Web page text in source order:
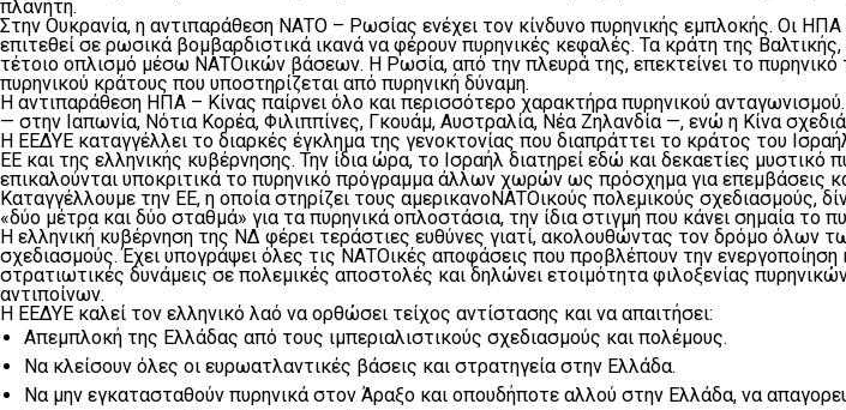
πλανήτη.
Στην Ουκρανία, η αντιπαράθεση ΝΑΤΟ – Ρωσίας ενέχει τον κίνδυνο πυρηνικής εμπλοκής. Οι
επιτεθεί σε ρωσικά βομβαρδιστικά ικανά να φέρουν πυρηνικές κεφαλές. Τα κράτη της
τέτοιο οπλισμό μέσω ΝΑΤΟικών βάσεων. Η Ρωσία, από την πλευρά της, επεκτείνει το πυρηνικό
πυρηνικού κράτους που υποστηρίζεται από πυρηνική δύναμη.
Η αντιπαράθεση ΗΠΑ – Κίνας παίρνει όλο και περισσότερο χαρακτήρα πυρηνικού
— στην Ιαπωνία, Νότια Κορέα, Φιλιππίνες, Γκουάμ, Αυστραλία, Νέα Ζηλανδία —, ενώ η Κίνα
Η ΕΕΔΥΕ καταγγέλλει το διαρκές έγκλημα της γενοκτονίας που διαπράττει το κράτος του
ΕΕ και της ελληνικής κυβέρνησης. Την ίδια ώρα, το Ισραήλ διατηρεί εδώ και δεκαετίες μυστικό
επικαλούνται υποκριτικά το πυρηνικό πρόγραμμα άλλων χωρών ως πρόσχημα για επεμβάσεις
Καταγγέλλουμε την ΕΕ, η οποία στηρίζει τους αμερικανοΝΑΤΟικούς πολεμικούς σχεδιασμούς,
«δύο μέτρα και δύο σταθμά» για τα πυρηνικά οπλοστάσια, την ίδια στιγμή που κάνει σημαία
Η ελληνική κυβέρνηση της ΝΔ φέρει τεράστιες ευθύνες γιατί, ακολουθώντας τον δρόμο όλων
σχεδιασμούς. Έχει υπογράψει όλες τις ΝΑΤΟικές αποφάσεις που προβλέπουν την
στρατιωτικές δυνάμεις σε πολεμικές αποστολές και δηλώνει ετοιμότητα φιλοξενίας
αντιποίνων.
Η ΕΕΔΥΕ καλεί τον ελληνικό λαό να ορθώσει τείχος αντίστασης και να απαιτήσει:
Απεμπλοκή της Ελλάδας από τους ιμπεριαλιστικούς σχεδιασμούς και πολέμους.
Να κλείσουν όλες οι ευρωατλαντικές βάσεις και στρατηγεία στην Ελλάδα.
Να μην εγκατασταθούν πυρηνικά στον Άραξο και οπουδήποτε αλλού στην Ελλάδα, να